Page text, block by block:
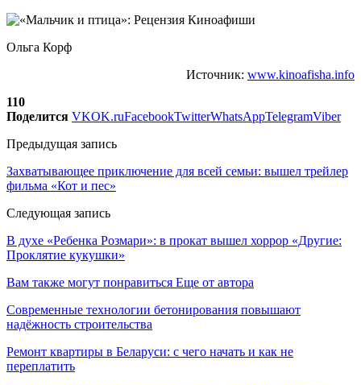
Ольга Корф
Источник: www.kinoafisha.info
110
Поделится VKOK.ruFacebookTwitterWhatsAppTelegramViber
Предыдущая запись
Захватывающее приключение для всей семьи: вышел трейлер
фильма «Кот и пес»
Следующая запись
В духе «Ребенка Розмари»: в прокат вышел хоррор «Другие:
Проклятие кукушки»
Вам также могут понравиться Еще от автора
Современные технологии бетонирования повышают
надёжность строительства
Ремонт квартиры в Беларуси: с чего начать и как не
переплатить